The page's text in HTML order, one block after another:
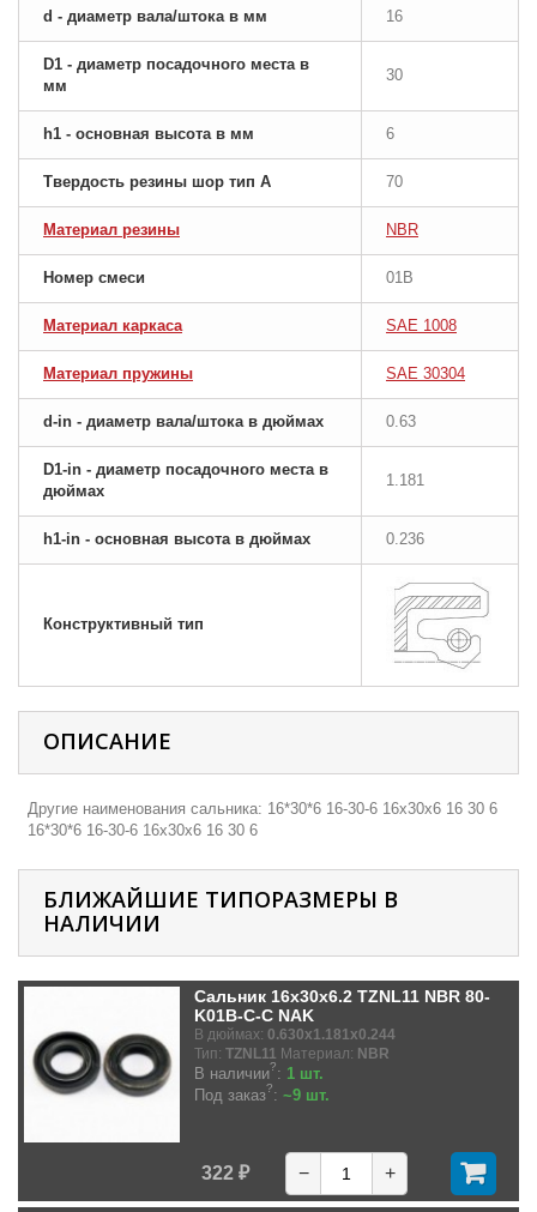
d - диаметр вала/штока в мм 16
D1 - диаметр посадочного места в
мм
30
h1 - основная высота в мм 6
Твердость резины шор тип A 70
Материал резины NBR
Номер смеси 01B
Материал каркаса SAE 1008
Материал пружины SAE 30304
d-in - диаметр вала/штока в дюймах 0.63
D1-in - диаметр посадочного места в
дюймах
1.181
h1-in - основная высота в дюймах 0.236
Конструктивный тип
ОПИСАНИЕ
Другие наименования сальника: 16*30*6 16-30-6 16х30х6 16 30 6
16*30*6 16-30-6 16х30х6 16 30 6
БЛИЖАЙШИЕ ТИПОРАЗМЕРЫ В
НАЛИЧИИ
Сальник 16x30x6.2 TZNL11 NBR 80-
K01B-C-C NAK
В дюймах: 0.630x1.181x0.244
Тип: TZNL11 Материал: NBR
В наличии?: 1 шт.
Под заказ?: ~9 шт.
322 ₽ − +